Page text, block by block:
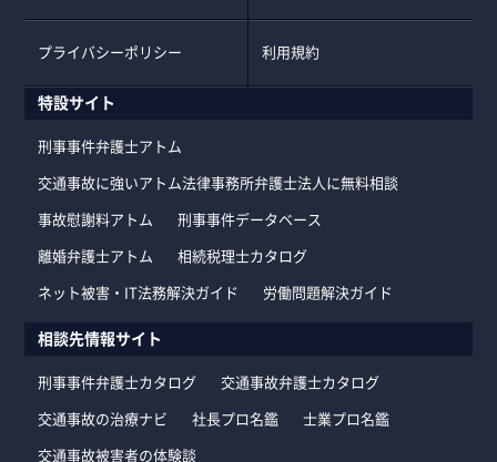
プライバシーポリシー 利用規約
特設サイト
刑事事件弁護士アトム
交通事故に強いアトム法律事務所弁護士法人に無料相談
事故慰謝料アトム 刑事事件データベース
離婚弁護士アトム 相続税理士カタログ
ネット被害・IT法務解決ガイド 労働問題解決ガイド
相談先情報サイト
刑事事件弁護士カタログ 交通事故弁護士カタログ
交通事故の治療ナビ 社長プロ名鑑 士業プロ名鑑
交通事故被害者の体験談